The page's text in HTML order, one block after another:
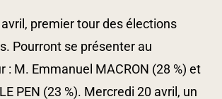
premier tour des élections
Pourront se présenter au
: M. Emmanuel MACRON (28 %) et
PEN (23 %). Mercredi 20 avril, un